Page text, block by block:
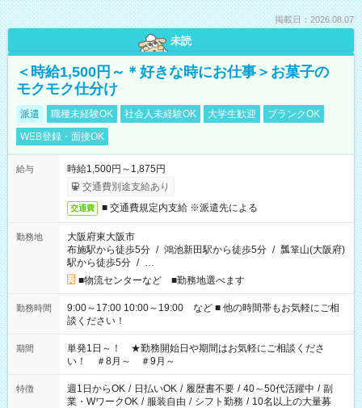
掲載日：2026.08.07
未読
＜時給1,500円～＊好きな時にお仕事＞お菓子の
モクモク仕分け
派遣 職種未経験OK 社会人未経験OK 大学生歓迎
ブランクOK
WEB登録・面接OK
給与
時給1,500円～1,875円
交通費別途支給あり
交通費 ■ 交通費規定内支給 ※派遣先による
勤務地
大阪府東大阪市
布施駅から徒歩5分 / 鴻池新田駅から徒歩5分 / 瓢箪山(大阪府)
駅から徒歩5分 / …
■物流センターなど ■勤務地選べます
勤務時間
9:00～17:00 10:00～19:00 など ■ 他の時間帯もお気軽にご相
談ください！
期間
単発1日～！ ★勤務開始日や期間はお気軽にご相談くださ
い！ ＃8月～ ＃9月～
特徴 週1日からOK / 日払いOK / 履歴書不要 / 40～50代活躍中 / 副
業・WワークOK / 服装自由 / シフト勤務 / 10名以上の大量募